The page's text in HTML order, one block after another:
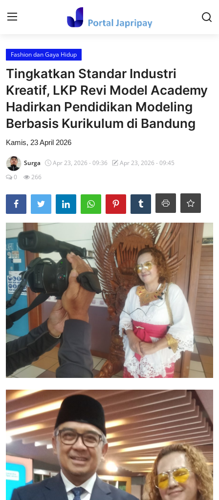
Login
Home
Contact
Kesehatan Dan keperawatan
Hiburan dan Budaya Populer
Ekonomi dan Keuangan
Video Viral
Cryptocurrency
Tambang
Fashion dan Gaya Hidup
Industri Perhotelan dan Pariwisata
Berita Viral
Inovasi Transportasi dan Mobilitas
Pendidikan dan Pengembangan Karir
Politik dan Pemerintahan
Pandemi COVID-19
Industri Gadget dan Elektronik
Konsumen
Fashion dan Gaya Hidup
Tingkatkan Standar Industri
Kreatif, LKP Revi Model Academy
Hadirkan Pendidikan Modeling
Berbasis Kurikulum di Bandung
Kamis, 23 April 2026
Surga Apr 23, 2026 - 09:36
Apr 23, 2026 - 09:45
0
266